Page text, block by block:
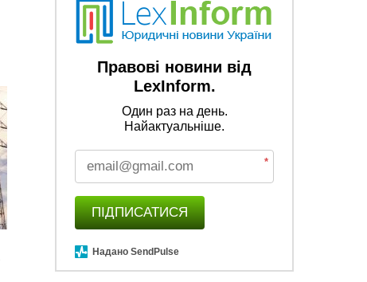
Правові новини від
LexInform.
Один раз на день.
Найактуальніше.
*
ПІДПИСАТИСЯ
Надано SendPulse